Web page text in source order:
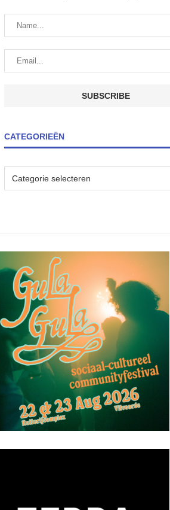
CATEGORIEËN